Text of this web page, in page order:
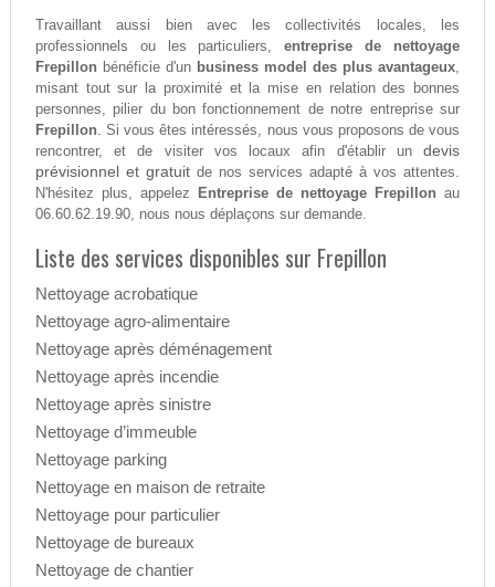
Travaillant aussi bien avec les collectivités locales, les
professionnels ou les particuliers,entreprise de nettoyage
Frepillon bénéficie d'un business model des plus avantageux,
misant tout sur la proximité et la mise en relation des bonnes
personnes, pilier du bon fonctionnement de notre entreprise sur
Frepillon. Si vous êtes intéressés, nous vous proposons de vous
rencontrer, et de visiter vos locaux afin d'établir undevis
prévisionnel et gratuitde nos services adapté à vos attentes.
N'hésitez plus, appelez
Entreprise de nettoyage Frepillon au
06.60.62.19.90, nous nous déplaçons sur demande.
Liste des services disponibles sur Frepillon
Nettoyage acrobatique
Nettoyage agro-alimentaire
Nettoyage après déménagement
Nettoyage après incendie
Nettoyage après sinistre
Nettoyage d’immeuble
Nettoyage parking
Nettoyage en maison de retraite
Nettoyage pour particulier
Nettoyage de bureaux
Nettoyage de chantier